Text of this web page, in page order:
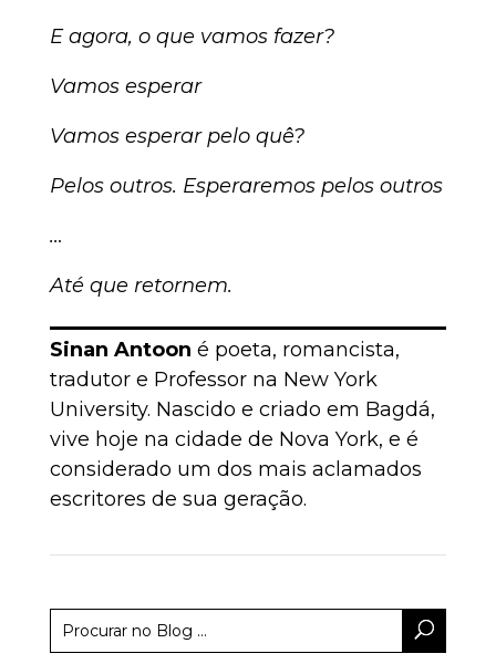
E agora, o que vamos fazer?
Vamos esperar
Vamos esperar pelo quê?
Pelos outros. Esperaremos pelos outros
…
Até que retornem.
Sinan Antoon é poeta, romancista,
tradutor e Professor na New York
University. Nascido e criado em Bagdá,
vive hoje na cidade de Nova York, e é
considerado um dos mais aclamados
escritores de sua geração.